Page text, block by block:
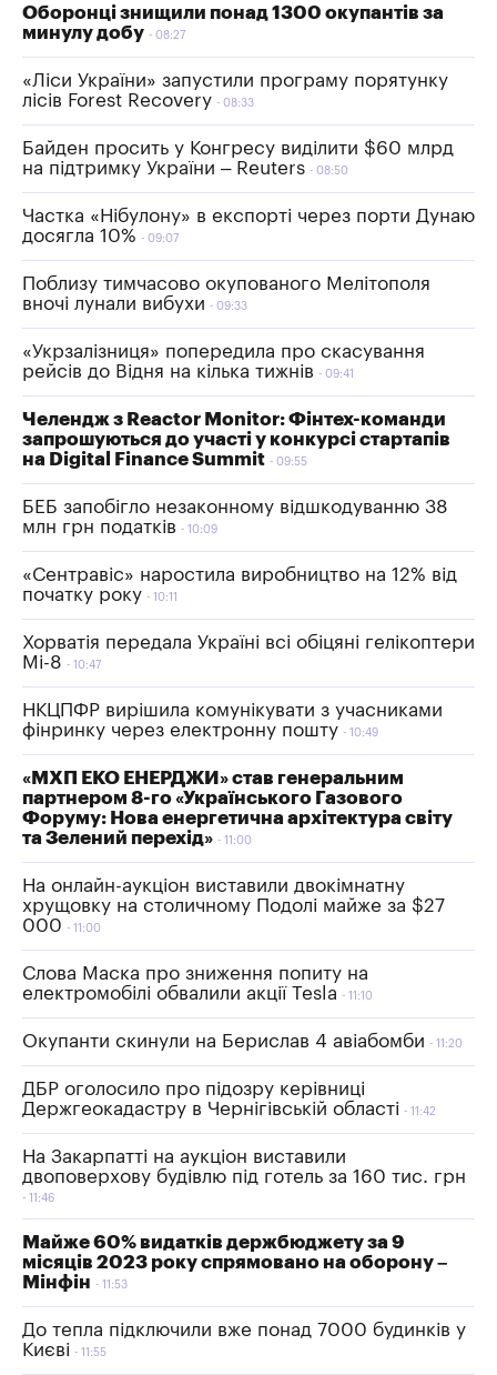
Оборонці знищили понад 1300 окупантів за
минулу добу
08:27
«Ліси України» запустили програму порятунку
лісів Forest Recovery
08:33
Байден просить у Конгресу виділити $60 млрд
на підтримку України – Reuters
08:50
Частка «Нібулону» в експорті через порти Дунаю
досягла 10%
09:07
Поблизу тимчасово окупованого Мелітополя
вночі лунали вибухи
09:33
«Укрзaлізниця» попередилa про скасування
рейсів до Відня на кілька тижнів
09:41
Челендж з Reactor Monitor: Фінтех-команди
запрошуються до участі у конкурсі стартапів
на Digital Finance Summit
09:55
БЕБ запобігло незаконному відшкодуванню 38
млн грн податків
10:09
«Сентравіс» наростила виробництво на 12% від
початку року
10:11
Хорватія передала Україні всі обіцяні гелікоптери
Мі-8
10:47
НКЦПФР вирішила комунікувати з учасниками
фінринку через електронну пошту
10:49
«МХП ЕКО ЕНЕРДЖИ» став генеральним
партнером 8-го «Українського Газового
Форуму: Нова енергетична архітектура світу
та Зелений перехід»
11:00
На онлайн-аукціон виставили двокімнатну
хрущовку на столичному Подолі майже за $27
000
11:00
Слова Маска про зниження попиту на
електромобілі обвалили акції Tesla
11:10
Окупанти скинули на Берислав 4 авіабомби 11:20
ДБР оголосило про підозру керівниці
Держгеокадастру в Чернігівській області
11:42
На Закарпатті на аукціон виставили
двоповерхову будівлю під готель за 160 тис. грн
11:46
Майже 60% видатків держбюджету за 9
місяців 2023 року спрямовано на оборону –
Мінфін
11:53
До тепла підключили вже понад 7000 будинків у
Києві
11:55